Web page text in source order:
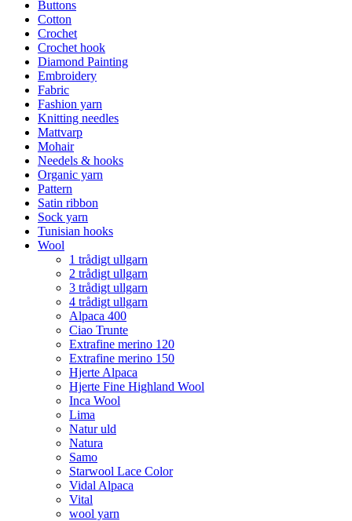
Buttons
Cotton
Crochet
Crochet hook
Diamond Painting
Embroidery
Fabric
Fashion yarn
Knitting needles
Mattvarp
Mohair
Needels & hooks
Organic yarn
Pattern
Satin ribbon
Sock yarn
Tunisian hooks
Wool
1 trådigt ullgarn
2 trådigt ullgarn
3 trådigt ullgarn
4 trådigt ullgarn
Alpaca 400
Ciao Trunte
Extrafine merino 120
Extrafine merino 150
Hjerte Alpaca
Hjerte Fine Highland Wool
Inca Wool
Lima
Natur uld
Natura
Samo
Starwool Lace Color
Vidal Alpaca
Vital
wool yarn